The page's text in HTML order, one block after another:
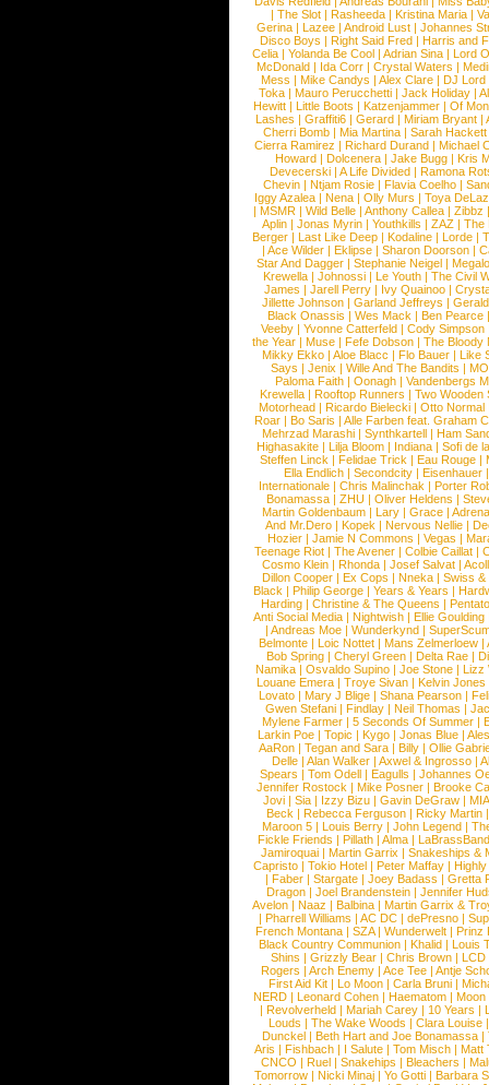
| The Slot | Rasheeda | Kristina Maria |
Gerina |Lazee |Android Lust |Johannes
Disco Boys | Right Said Fred | Harris and
Celia | Yolanda Be Cool | Adrian Sina | Lord
McDonald | Ida Corr |Crystal Waters |
Mess | Mike Candys | Alex Clare | DJ Lord
Toka | Mauro Perucchetti | Jack Holiday |
Hewitt |Little Boots |Katzenjammer |Of
Lashes |Graffiti6 |Gerard |Miriam Bryant |
Cherri Bomb | Mia Martina | Sarah Hackett
Cierra Ramirez | Richard Durand | Michael
Howard |Dolcenera |Jake Bugg |Kris
Devecerski |A Life Divided |Ramona
Chevin |Ntjam Rosie |Flavia Coelho |
Iggy Azalea | Nena | Olly Murs | Toya
|MSMR |Wild Belle |Anthony Callea |Zibbz
Aplin | Jonas Myrin | Youthkills | ZAZ | The
Berger |Last Like Deep |Kodaline |Lorde |
|Ace Wilder |Eklipse |Sharon Doorson |
Star And Dagger | Stephanie Neigel |
Krewella | Johnossi | Le Youth | The Civil
James | Jarell Perry | Ivy Quainoo |
Jillette Johnson | Garland Jeffreys |
Black Onassis | Wes Mack | Ben Pearce
Veeby | Yvonne Catterfeld | Cody Simpson
the Year |Muse |Fefe Dobson |The Bloody
Mikky Ekko | Aloe Blacc | Flo Bauer | Like
Says | Jenix | Wille And The Bandits | MO
Paloma Faith |Oonagh |Vandenbergs
Krewella | Rooftop Runners | Two Wooden
Motorhead | Ricardo Bielecki | Otto Normal
Roar |Bo Saris |Alle Farben feat. Graham
Mehrzad Marashi | Synthkartell | Ham
Highasakite | Lilja Bloom | Indiana | Sofi de
Steffen Linck | Felidae Trick | Eau Rouge |
Ella Endlich | Secondcity | Eisenhauer
Internationale |Chris Malinchak |Porter
Bonamassa | ZHU | Oliver Heldens |
Martin Goldenbaum |Lary |Grace |
And Mr.Dero | Kopek | Nervous Nellie |
Hozier | Jamie N Commons | Vegas |
Teenage Riot | The Avener | Colbie Caillat |
Cosmo Klein | Rhonda | Josef Salvat |
Dillon Cooper | Ex Cops | Nneka | Swiss &
Black | Philip George | Years & Years |
Harding |Christine & The Queens |
Anti Social Media |Nightwish |Ellie Goulding
| Andreas Moe | Wunderkynd |
Belmonte | Loic Nottet | Mans Zelmerloew |
Bob Spring |Cheryl Green |Delta Rae |
Namika |Osvaldo Supino |Joe Stone |Lizz
Louane Emera |Troye Sivan |Kelvin Jones
Lovato |Mary J Blige |Shana Pearson |
Gwen Stefani |Findlay |Neil Thomas |
Mylene Farmer |5 Seconds Of Summer |
Larkin Poe | Topic | Kygo | Jonas Blue |
AaRon | Tegan and Sara | Billy | Ollie
Delle | Alan Walker | Axwel & Ingrosso |
Spears |Tom Odell |Eagulls |Johannes
Jennifer Rostock | Mike Posner | Brooke
Jovi | Sia | Izzy Bizu | Gavin DeGraw | MIA
Beck |Rebecca Ferguson |Ricky Martin
Maroon 5 | Louis Berry | John Legend |
Fickle Friends |Pillath |Alma |
Jamiroquai |Martin Garrix |Snakeships &
Capristo |Tokio Hotel |Peter Maffay |
|Faber |Stargate |Joey Badass |Gretta
Dragon |Joel Brandenstein |Jennifer
Avelon |Naaz |Balbina |Martin Garrix &
|Pharrell Williams |AC DC |dePresno |
French Montana |SZA|Wunderwelt |Prinz
Black Country Communion | Khalid | Louis
Shins | Grizzly Bear | Chris Brown | LCD
Rogers | Arch Enemy | Ace Tee | Antje
First Aid Kit | Lo Moon | Carla Bruni |
NERD |Leonard Cohen |Haematom |Moon
|Revolverheld |Mariah Carey | 10 Years |
Louds | The Wake Woods | Clara Louise
Dunckel |Beth Hart and Joe Bonamassa |
Aris |Fishbach | I Salute |Tom Misch |Matt
CNCO |Ruel |Snakehips |Bleachers |
Tomorrow |Nicki Minaj |Yo Gotti |Barbara